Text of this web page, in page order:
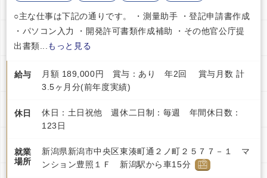
○主な仕事は下記の通りです。 ・測量助手 ・登記申請書作成
・パソコン入力 ・開発許可書類作成補助 ・その他官公庁提
出書類...
もっと見る
給与
月額 189,000円 賞与：あり 年2回 賞与月数 計
3.5ヶ月分(前年度実績)
休日
休日：土日祝他 週休二日制：毎週 年間休日数：
123日
就業
場所
新潟県新潟市中央区東湊町通２ノ町２５７７－１ マ
ンション豊照１Ｆ 新潟駅から車15分